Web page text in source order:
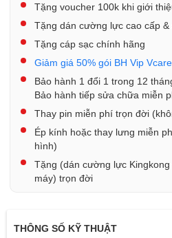
Tặng voucher 100k khi giới
Tặng dán cường lực cao cấp
Tặng cáp sạc chính hãng
Giảm giá 50% gói BH Vip
Bảo hành 1 đổi 1 trong 12
Bảo hành tiếp sửa chữa miễn
Thay pin miễn phí trọn đời
Ép kính hoặc thay lưng miễn
hình)
Tặng (dán cường lực
máy) trọn đời
THÔNG SỐ KỸ THUẬT